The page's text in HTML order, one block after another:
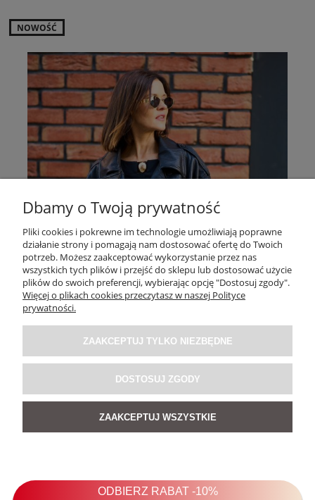
439,00 zł
NOWOŚĆ
Dbamy o Twoją prywatność
Pliki cookies i pokrewne im technologie umożliwiają poprawne
działanie strony i pomagają nam dostosować ofertę do Twoich
potrzeb. Możesz zaakceptować wykorzystanie przez nas
wszystkich tych plików i przejść do sklepu lub dostosować użycie
plików do swoich preferencji, wybierając opcję "Dostosuj zgody".
Więcej o plikach cookies przeczytasz w naszej Polityce
prywatności.
ZAAKCEPTUJ TYLKO NIEZBĘDNE
DOSTOSUJ ZGODY
ZAAKCEPTUJ WSZYSTKIE